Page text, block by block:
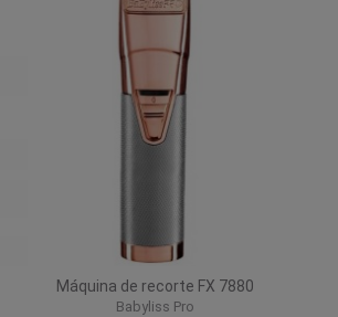
Máquina de recorte FX 7880
Babyliss Pro